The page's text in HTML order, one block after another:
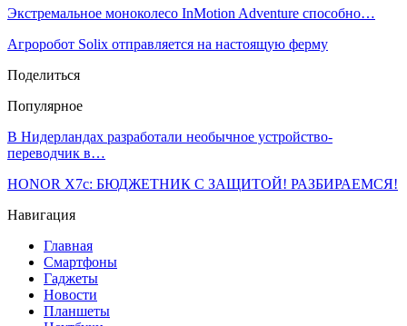
Экстремальное моноколесо InMotion Adventure способно…
Агроробот Solix отправляется на настоящую ферму
Поделиться
Популярное
В Нидерландах разработали необычное устройство-
переводчик в…
HONOR X7c: БЮДЖЕТНИК С ЗАЩИТОЙ! РАЗБИРАЕМСЯ!
Навигация
Главная
Смартфоны
Гаджеты
Новости
Планшеты